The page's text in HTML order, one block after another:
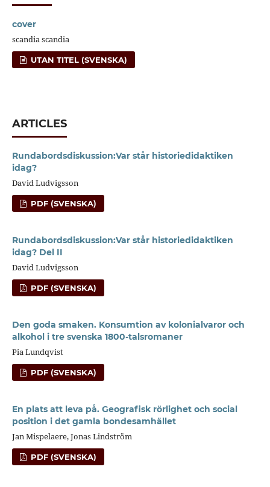
cover
scandia scandia
UTAN TITEL (SVENSKA)
ARTICLES
Rundabordsdiskussion:Var står historiedidaktiken
idag?
David Ludvigsson
PDF (SVENSKA)
Rundabordsdiskussion:Var står historiedidaktiken
idag? Del II
David Ludvigsson
PDF (SVENSKA)
Den goda smaken. Konsumtion av kolonialvaror och
alkohol i tre svenska 1800-talsromaner
Pia Lundqvist
PDF (SVENSKA)
En plats att leva på. Geografisk rörlighet och social
position i det gamla bondesamhället
Jan Mispelaere, Jonas Lindström
PDF (SVENSKA)